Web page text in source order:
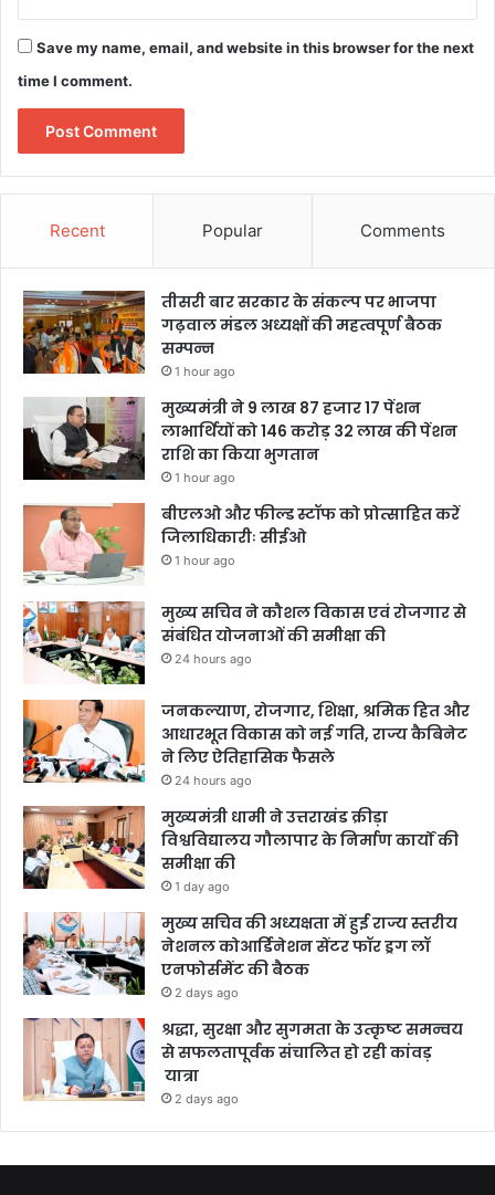
Save my name, email, and website in this browser for the next
time I comment.
Recent Popular Comments
तीसरी बार सरकार के संकल्प पर भाजपा
गढ़वाल मंडल अध्यक्षों की महत्वपूर्ण बैठक
सम्पन्न
1 hour ago
मुख्यमंत्री ने 9 लाख 87 हजार 17 पेंशन
लाभार्थियों को 146 करोड़ 32 लाख की पेंशन
राशि का किया भुगतान
1 hour ago
बीएलओ और फील्ड स्टॉफ को प्रोत्साहित करें
जिलाधिकारीः सीईओ
1 hour ago
मुख्य सचिव ने कौशल विकास एवं रोजगार से
संबंधित योजनाओं की समीक्षा की
24 hours ago
जनकल्याण, रोजगार, शिक्षा, श्रमिक हित और
आधारभूत विकास को नई गति, राज्य कैबिनेट
ने लिए ऐतिहासिक फैसले
24 hours ago
मुख्यमंत्री धामी ने उत्तराखंड क्रीड़ा
विश्वविद्यालय गौलापार के निर्माण कार्यों की
समीक्षा की
1 day ago
मुख्य सचिव की अध्यक्षता में हुई राज्य स्तरीय
नेशनल कोआर्डिनेशन सेंटर फॉर ड्रग लॉ
एनफोर्समेंट की बैठक
2 days ago
श्रद्धा, सुरक्षा और सुगमता के उत्कृष्ट समन्वय
से सफलतापूर्वक संचालित हो रही कांवड़
यात्रा
2 days ago